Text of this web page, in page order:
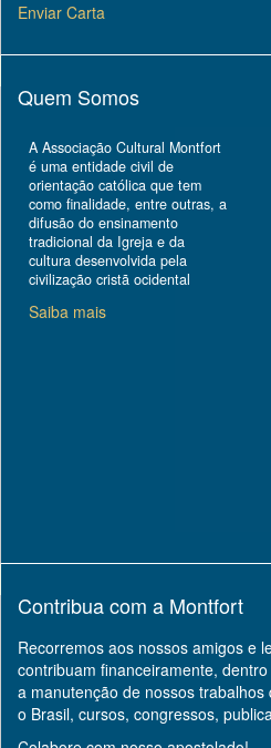
Enviar Carta
Quem Somos
A Associação Cultural Montfort
é uma entidade civil de
orientação católica que tem
como finalidade, entre outras, a
difusão do ensinamento
tradicional da Igreja e da
cultura desenvolvida pela
civilização cristã ocidental
Saiba mais
Contribua com a Montfort
Recorremos aos nossos amigos e
contribuam financeiramente,
a manutenção de nossos
o Brasil, cursos, congressos,